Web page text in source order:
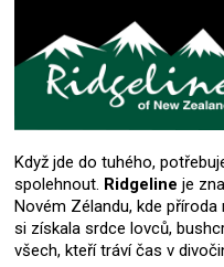
Když jde do tuhého,
spolehnout. Ridgeline je
Novém Zélandu, kde
si získala srdce lovců,
všech, kteří tráví čas v